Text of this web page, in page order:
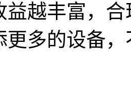
益越丰富，
更多的设备